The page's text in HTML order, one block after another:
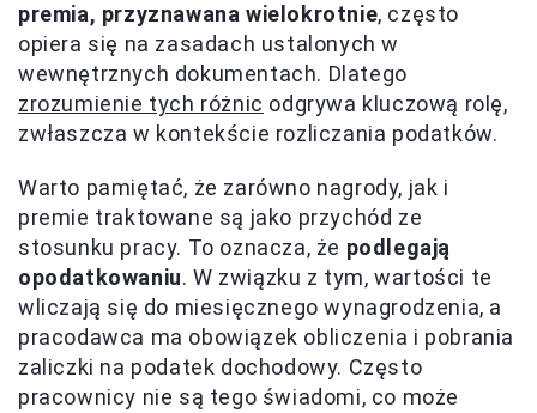
premia, przyznawana wielokrotnie, często
opiera się na zasadach ustalonych w
wewnętrznych dokumentach. Dlatego
zrozumienie tych różnic odgrywa kluczową rolę,
zwłaszcza w kontekście rozliczania podatków.
Warto pamiętać, że zarówno nagrody, jak i
premie traktowane są jako przychód ze
stosunku pracy. To oznacza, że podlegają
opodatkowaniu. W związku z tym, wartości te
wliczają się do miesięcznego wynagrodzenia, a
pracodawca ma obowiązek obliczenia i pobrania
zaliczki na podatek dochodowy. Często
pracownicy nie są tego świadomi, co może